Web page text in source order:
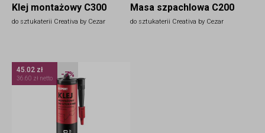
Klej montażowy C300
do sztukaterii Creativa by Cezar
Masa szpachlowa C200
do sztukaterii Creativa by Cezar
45.02 zł
36.60 zł netto -7%